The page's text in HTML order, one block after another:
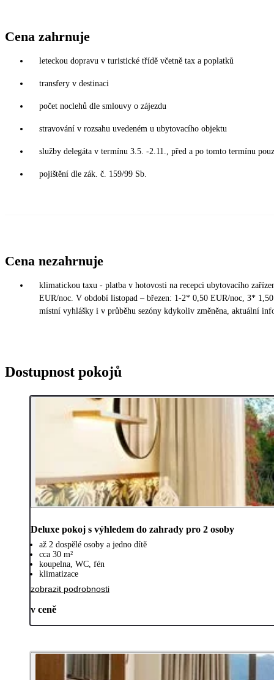
Cena zahrnuje
leteckou dopravu v turistické třídě včetně tax a poplatků
transfery v destinaci
počet noclehů dle smlouvy o zájezdu
stravování v rozsahu uvedeném u ubytovacího objektu
služby delegáta v termínu 3.5. -2.11., před a po tomto termínu
pojištění dle zák. č. 159/99 Sb.
Cena nezahrnuje
klimatickou taxu - platba v hotovosti na recepci ubytovacího
EUR/noc. V období listopad – březen: 1-2* 0,50 EUR/noc, 3*
místní vyhlášky i v průběhu sezóny kdykoliv změněna, aktuální
Dostupnost pokojů
Deluxe pokoj s výhledem do zahrady pro 2 osoby
až 2 dospělé osoby a jedno dítě
cca 30 m²
koupelna, WC, fén
klimatizace
zobrazit podrobnosti
v ceně